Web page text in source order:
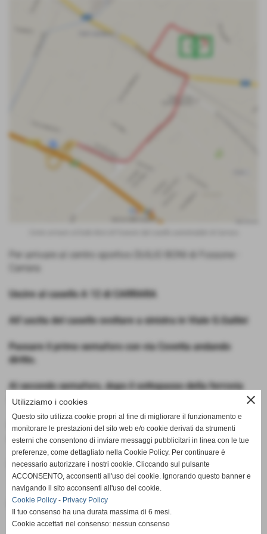
Uscire al casello A 12 di CARRARA
All´uscita del casello svoltare a sinistra in Viale G.Galilei
Passare il primo semaforo con via Covetta andando
diritto.
Al secondo semaforo, dopo il sottopasso della ferrovia
svoltare sull´Aurelia a sinistra
Dopo 300 metri al primo semaforo dell´Aurelia svoltare a
destra
Proseguire per circa 200 metri e svoltare a destra all
´incrocio
L´impianto Duilio Boni vi apparira´ alla vostra destra.
close
Utilizziamo i cookies
Questo sito utilizza cookie propri al fine di migliorare il funzionamento e
monitorare le prestazioni del sito web e/o cookie derivati da strumenti
esterni che consentono di inviare messaggi pubblicitari in linea con le tue
preferenze, come dettagliato nella Cookie Policy. Per continuare è
necessario autorizzare i nostri cookie. Cliccando sul pulsante
ACCONSENTO, acconsenti all'uso dei cookie. Ignorando questo banner e
navigando il sito acconsenti all'uso dei cookie.
Cookie Policy - Privacy Policy
Il tuo consenso ha una durata massima di 6 mesi.
Cookie accettati nel consenso: nessun consenso